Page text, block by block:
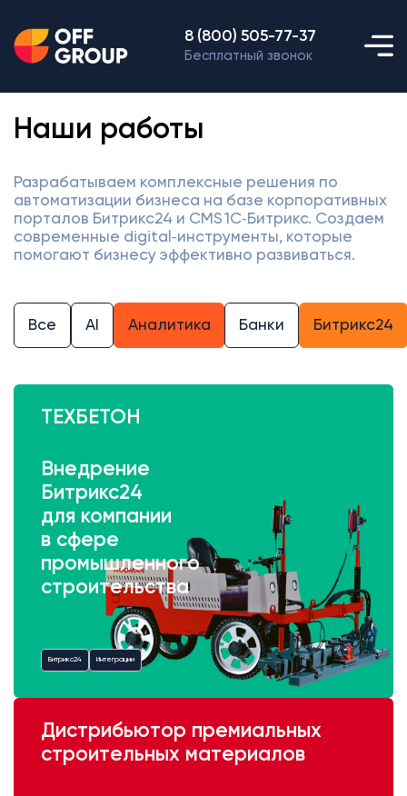
8 (800) 505-77-37
Бесплатный звонок
Наши работы
Разрабатываем комплексные решения по
автоматизации бизнеса на базе корпоративных
порталов Битрикс24 и CMS 1С‑Битрикс. Создаем
современные digital‑инструменты, которые
помогают бизнесу эффективно развиваться.
Все AI Аналитика Банки Битрикс24
ТЕХБЕТОН
Внедрение
Битрикс24
для компании
в сфере
промышленного
строительства
Битрикс24 Интеграции
Дистрибьютор премиальных
строительных материалов